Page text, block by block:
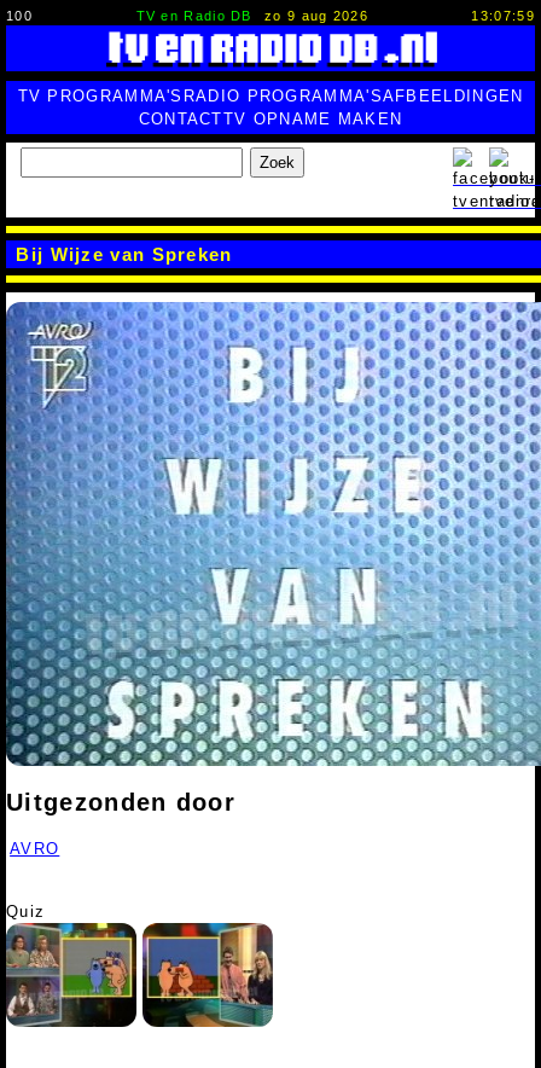
100 TV en Radio DB zo 9 aug 2026 13:08:00
TV PROGRAMMA'S RADIO PROGRAMMA'SAFBEELDINGEN
CONTACTTV OPNAME MAKEN
Zoek
Bij Wijze van Spreken
Uitgezonden door
AVRO
Quiz